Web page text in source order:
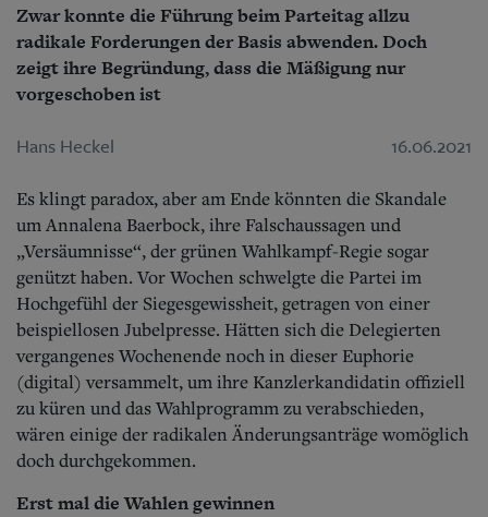
Wer wir sind
Aktuelle Ausgabe
Abonnenten-Login
Abonnent werden
Abo Prämien
Archiv
Mediadaten
Ostpreußen
Pommern
Berlin-Brandenburg
Kontakt
Impressum
Datenschutz
Zwar konnte die Führung beim Parteitag allzu
radikale Forderungen der Basis abwenden. Doch
zeigt ihre Begründung, dass die Mäßigung nur
vorgeschoben ist
Hans Heckel 16.06.2021
Es klingt paradox, aber am Ende könnten die Skandale
um Annalena Baerbock, ihre Falschaussagen und
„Versäumnisse“, der grünen Wahlkampf-Regie sogar
genützt haben. Vor Wochen schwelgte die Partei im
Hochgefühl der Siegesgewissheit, getragen von einer
beispiellosen Jubelpresse. Hätten sich die Delegierten
vergangenes Wochenende noch in dieser Euphorie
(digital) versammelt, um ihre Kanzlerkandidatin offiziell
zu küren und das Wahlprogramm zu verabschieden,
wären einige der radikalen Änderungsanträge womöglich
doch durchgekommen.
Erst mal die Wahlen gewinnen